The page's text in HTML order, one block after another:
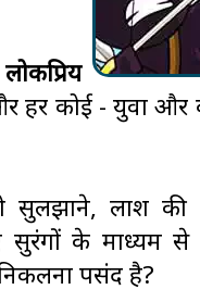
लोकप्रिय
कोई - युवा और
सुलझाने, लाश
के माध्यम से
पसंद है?